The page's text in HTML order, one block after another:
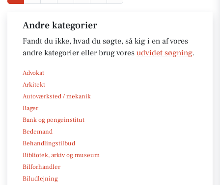
Andre kategorier
Fandt du ikke, hvad du søgte, så kig i en af vores
andre kategorier eller brug vores udvidet søgning.
Advokat
Arkitekt
Autoværksted / mekanik
Bager
Bank og pengeinstitut
Bedemand
Behandlingstilbud
Bibliotek, arkiv og museum
Bilforhandler
Biludlejning